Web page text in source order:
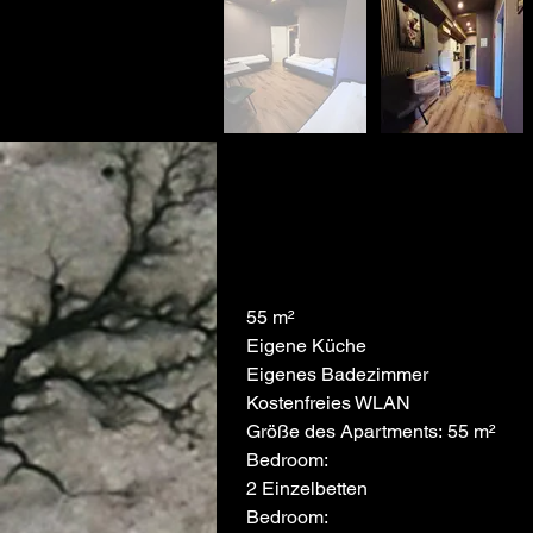
55 m²
Eigene Küche
Eigenes Badezimmer
Kostenfreies WLAN
Größe des Apartments: 55 m²
Bedroom:
2 Einzelbetten
Bedroom: